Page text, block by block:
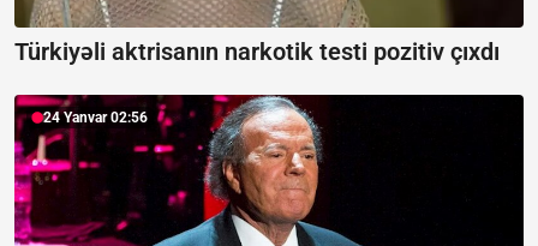
Türkiyəli aktrisanın narkotik testi pozitiv çıxdı
24 Yanvar 02:56